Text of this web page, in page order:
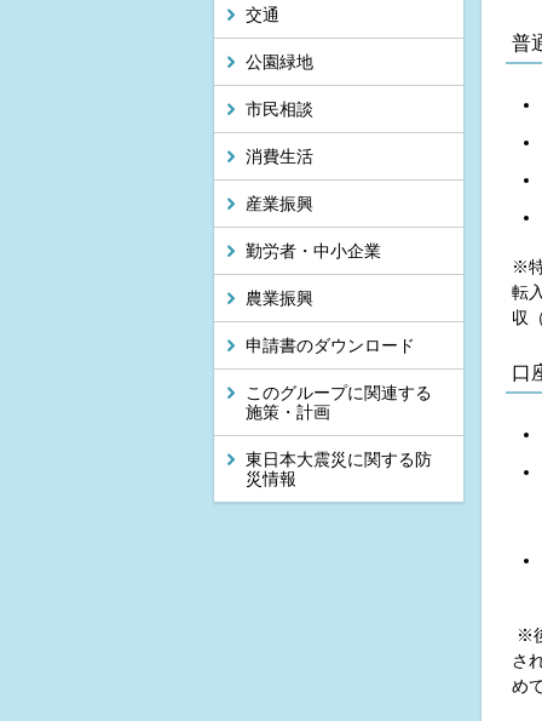
交通
公園緑地
市民相談
消費生活
産業振興
勤労者・中小企業
農業振興
申請書のダウンロード
このグループに関連する
施策・計画
東日本大震災に関する防
災情報
普
※
転
収
口
※
さ
め